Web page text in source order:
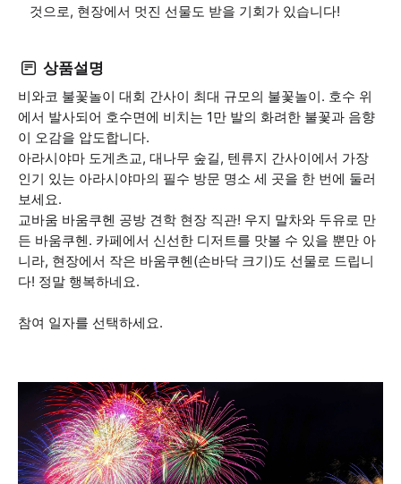
것으로, 현장에서 멋진 선물도 받을 기회가 있습니다!
상품설명
비와코 불꽃놀이 대회 간사이 최대 규모의 불꽃놀이. 호수 위
에서 발사되어 호수면에 비치는 1만 발의 화려한 불꽃과 음향
이 오감을 압도합니다.
아라시야마 도게츠교, 대나무 숲길, 텐류지 간사이에서 가장
인기 있는 아라시야마의 필수 방문 명소 세 곳을 한 번에 둘러
보세요.
교바움 바움쿠헨 공방 견학 현장 직관! 우지 말차와 두유로 만
든 바움쿠헨. 카페에서 신선한 디저트를 맛볼 수 있을 뿐만 아
니라, 현장에서 작은 바움쿠헨(손바닥 크기)도 선물로 드립니
다! 정말 행복하네요.
참여 일자를 선택하세요.